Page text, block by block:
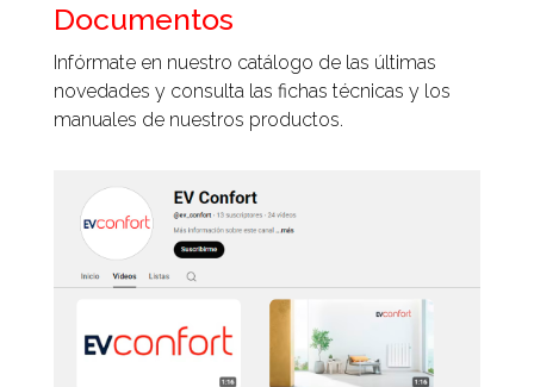
Documentos
Infórmate en nuestro catálogo de las últimas
novedades y consulta las fichas técnicas y los
manuales de nuestros productos.